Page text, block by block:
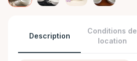
Description
Conditions de
location